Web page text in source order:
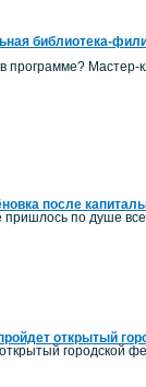
библиотека-
программе?
после
по душе
открытый
городской